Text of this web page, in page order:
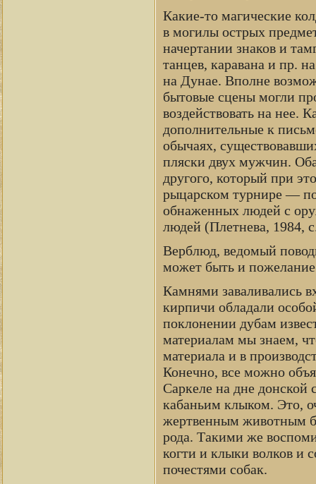
Какие-то магические
в могилы острых
начертании знаков и
танцев, каравана и пр.
на Дунае. Вполне
бытовые сцены могли
воздействовать на нее.
дополнительные к
обычаях,
пляски двух мужчин.
другого, который при
рыцарском турнире —
обнаженных людей с
людей (Плетнева, 1984,
Верблюд, ведомый
может быть и
Камнями заваливались
кирпичи обладали
поклонении дубам
материалам мы знаем,
материала и в
Конечно, все можно
Саркеле на дне донской
кабаньим клыком. Это,
жертвенным животным
рода. Такими же
когти и клыки волков и
почестями собак.